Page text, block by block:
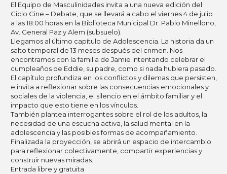
El Equipo de Masculinidades invita a una nueva edición del
Ciclo Cine – Debate, que se llevará a cabo el viernes 4 de julio
a las 18:00 horas en la Biblioteca Municipal Dr. Pablo Minellono,
Av. General Paz y Alem (subsuelo).
Llegamos al último capítulo de Adolescencia. La historia da un
salto temporal de 13 meses después del crimen. Nos
encontramos con la familia de Jamie intentando celebrar el
cumpleaños de Eddie, su padre, como si nada hubiera pasado.
El capítulo profundiza en los conflictos y dilemas que persisten,
e invita a reflexionar sobre las consecuencias emocionales y
sociales de la violencia, el silencio en el ámbito familiar y el
impacto que esto tiene en los vínculos.
También plantea interrogantes sobre el rol de los adultos, la
necesidad de una escucha activa, la salud mental en la
adolescencia y las posibles formas de acompañamiento.
Finalizada la proyección, se abrirá un espacio de intercambio
para reflexionar colectivamente, compartir experiencias y
construir nuevas miradas.
Entrada libre y gratuita